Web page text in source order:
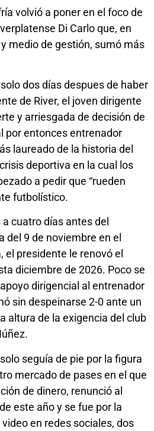
volvió a poner en el foco de
Di Carlo que, en
medio de gestión, sumó más
dos días despues de haber
de River, el joven dirigente
y arriesgada de decisión de
por entonces entrenador
laureado de la historia del
deportiva en la cual los
a pedir que “rueden
futbolístico.
cuatro días antes del
del 9 de noviembre en el
presidente le renovó el
diciembre de 2026. Poco se
dirigencial al entrenador
sin despeinarse 2-0 ante un
altura de la exigencia del club
seguía de pie por la figura
mercado de pases en el que
de dinero, renunció al
este año y se fue por la
en redes sociales, dos